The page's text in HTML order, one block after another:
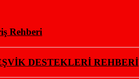
Rehberi
DESTEKLERİ REHBERİ